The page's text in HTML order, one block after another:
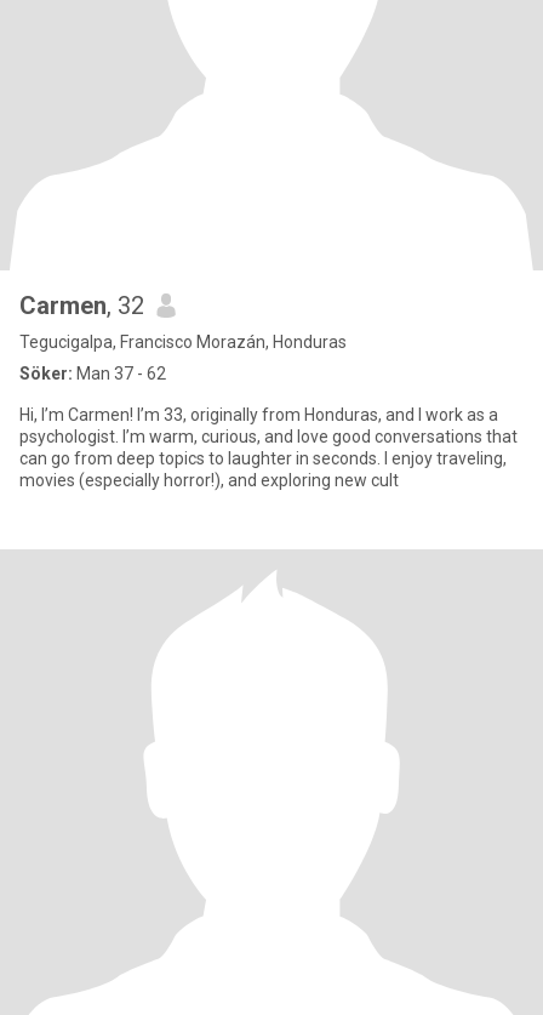
Carmen, 32
Tegucigalpa, Francisco Morazán, Honduras
Söker: Man 37 - 62
Hi, I’m Carmen! I’m 33, originally from Honduras, and I work as a
psychologist. I’m warm, curious, and love good conversations that
can go from deep topics to laughter in seconds. I enjoy traveling,
movies (especially horror!), and exploring new cult